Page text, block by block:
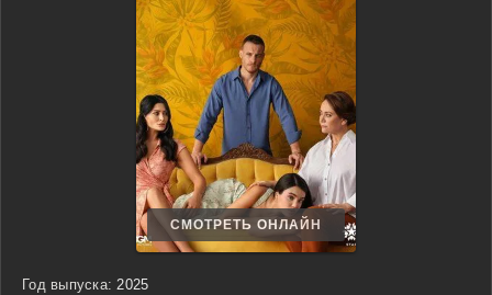
СМОТРЕТЬ ОНЛАЙН
Год выпуска: 2025